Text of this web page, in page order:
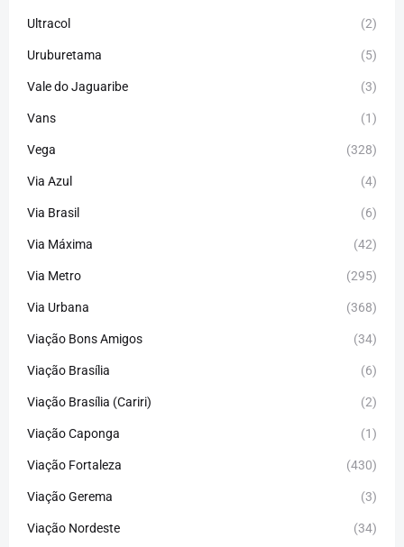
Ultracol (2)
Uruburetama (5)
Vale do Jaguaribe (3)
Vans (1)
Vega (328)
Via Azul (4)
Via Brasil (6)
Via Máxima (42)
Via Metro (295)
Via Urbana (368)
Viação Bons Amigos (34)
Viação Brasília (6)
Viação Brasília (Cariri) (2)
Viação Caponga (1)
Viação Fortaleza (430)
Viação Gerema (3)
Viação Nordeste (34)